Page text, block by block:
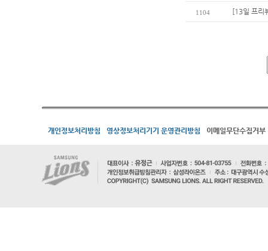
1104 [13일 프리
개인정보처리방침 영상정보처리기기 운영관리방침 이메일무단수집거부